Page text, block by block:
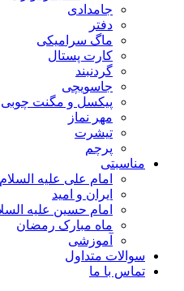
جامدادی
دفتر
ماگ سرامیکی
کارت پستال
گردنبند
جاسویچی
پیکسل و مگنت چوبی
مهر نماز
تیشرت
پرچم
مناسبتی
امام علی علیه السلام
ایران و امید
امام حسین علیه
ماه مبارک رمضان
آموزشی
سوالات متداول
تماس با ما